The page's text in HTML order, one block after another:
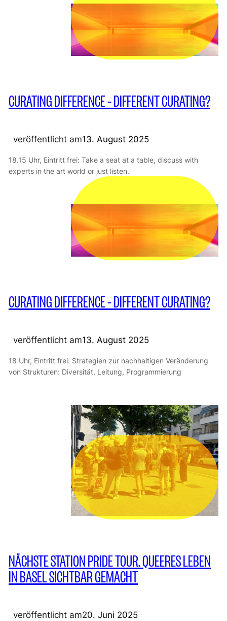
CURATING DIFFERENCE – DIFFERENT CURATING?
veröffentlicht am13. August 2025
18.15 Uhr, Eintritt frei: Take a seat at a table, discuss with
experts in the art world or just listen.
CURATING DIFFERENCE – DIFFERENT CURATING?
veröffentlicht am13. August 2025
18 Uhr, Eintritt frei: Strategien zur nachhaltigen Veränderung
von Strukturen: Diversität, Leitung, Programmierung
NÄCHSTE STATION PRIDE TOUR. QUEERES LEBEN
IN BASEL SICHTBAR GEMACHT
veröffentlicht am20. Juni 2025